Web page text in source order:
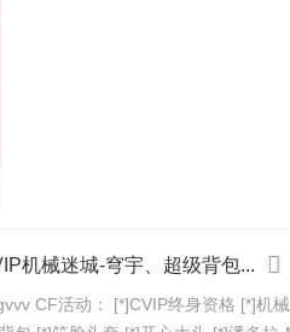
机械迷城-穹宇、超级背包...
弹-穹宇 [*]粉色